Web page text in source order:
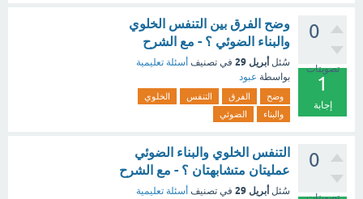
0
تصويتات
1
إجابة
وضح الفرق بين التنفس الخلوي
والبناء الضوئي ؟ - مع الشرح
سُئل أبريل 29 في تصنيف أسئلة تعليمية
بواسطة عبود
وضح الفرق التنفس
الخلوي
والبناء
الضوئي
0
التنفس الخلوي والبناء الضوئي
عمليتان متشابهتان ؟ - مع الشرح
سُئل أبريل 29 في تصنيف أسئلة تعليمية